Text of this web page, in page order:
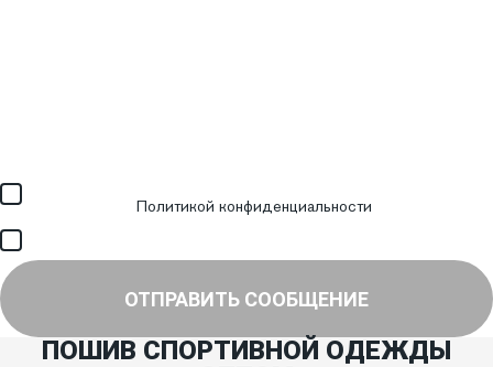
Политикой конфиденциальности
SMS для авторизации/сервисных уведомлений.
ОТПРАВИТЬ СООБЩЕНИЕ
ПОШИВ СПОРТИВНОЙ ОДЕЖДЫ